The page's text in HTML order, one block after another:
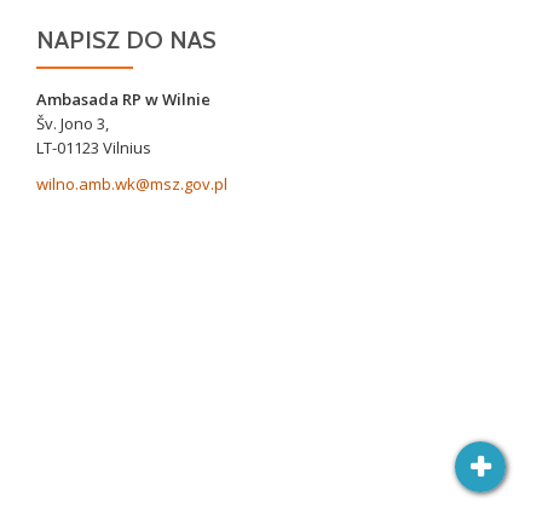
NAPISZ DO NAS
Ambasada RP w Wilnie
Šv. Jono 3,
LT-01123 Vilnius
wilno.amb.wk@msz.gov.pl